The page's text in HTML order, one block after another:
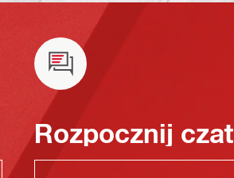
Rozpocznij czat